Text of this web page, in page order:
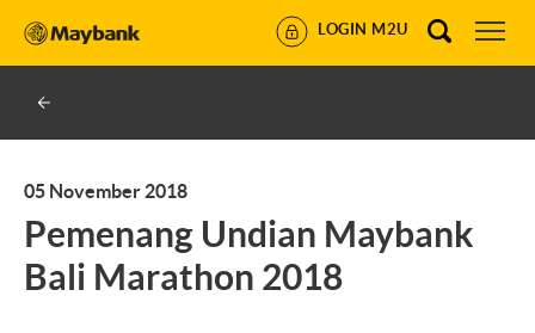
LOGIN M2U
05 November 2018
Pemenang Undian Maybank
Bali Marathon 2018